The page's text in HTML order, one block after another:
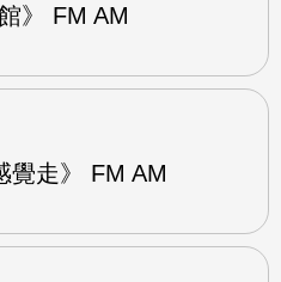
》 FM AM
覺走》 FM AM